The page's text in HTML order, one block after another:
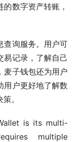
数字资产转账，
查询服务。用户可
易记录，了解自己
麦子钱包还为用户
用户更好地了解数
。
is its multi-
multiple